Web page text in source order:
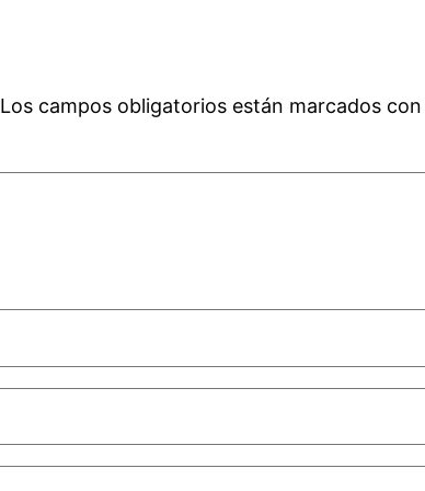
Los campos obligatorios están marcados